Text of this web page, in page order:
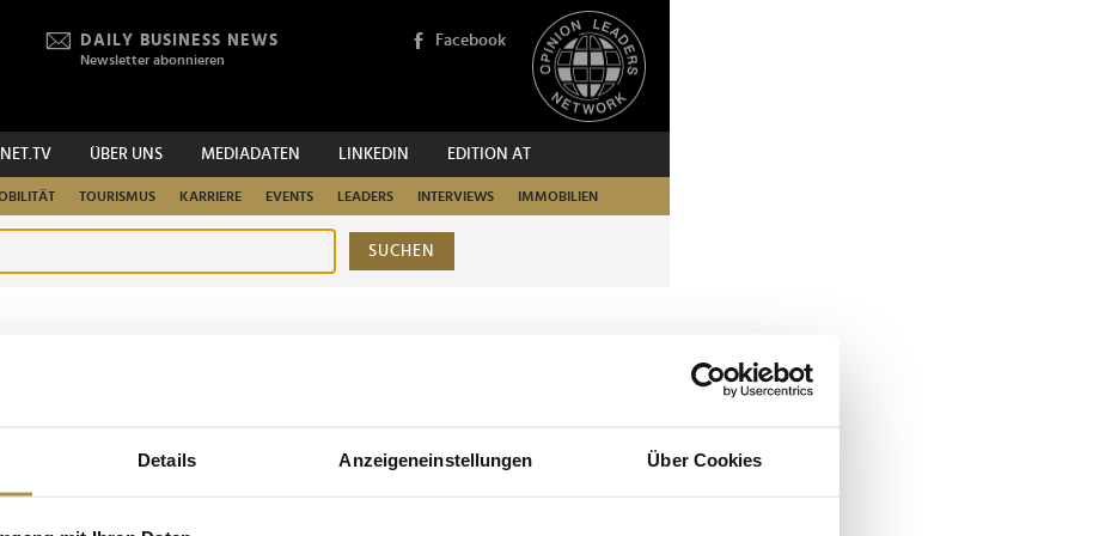
Details Anzeigeneinstellungen Über Cookies
DAILY BUSINESS NEWS
Newsletter abonnieren
Facebook
ÜBER UNS MEDIADATEN LINKEDIN EDITION AT
TOURISMUS KARRIERE EVENTS LEADERS INTERVIEWS IMMOBILIEN
SUCHEN